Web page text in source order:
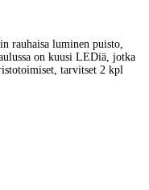
rauhaisa luminen puisto,
on kuusi LEDiä, jotka
tarvitset 2 kpl